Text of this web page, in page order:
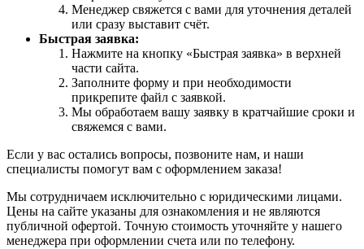
Менеджер свяжется с вами для уточнения деталей
или сразу выставит счёт.
Быстрая заявка:
Нажмите на кнопку «Быстрая заявка» в верхней
части сайта.
Заполните форму и при необходимости
прикрепите файл с заявкой.
Мы обработаем вашу заявку в кратчайшие сроки и
свяжемся с вами.
Если у вас остались вопросы, позвоните нам, и наши
специалисты помогут вам с оформлением заказа!
Мы сотрудничаем исключительно с юридическими лицами.
Цены на сайте указаны для ознакомления и не являются
публичной офертой. Точную стоимость уточняйте у нашего
менеджера при оформлении счета или по телефону.